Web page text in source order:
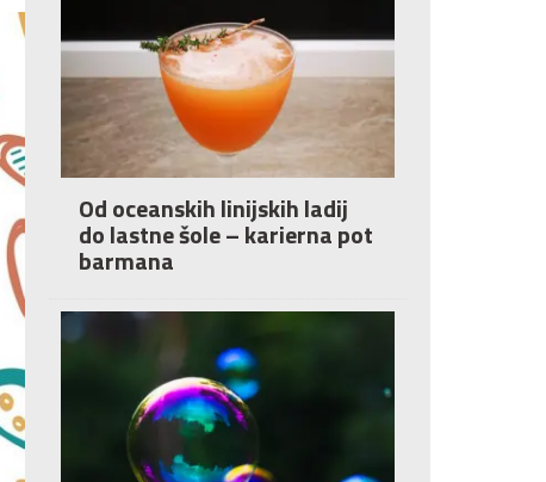
Od oceanskih linijskih ladij
do lastne šole – karierna pot
barmana